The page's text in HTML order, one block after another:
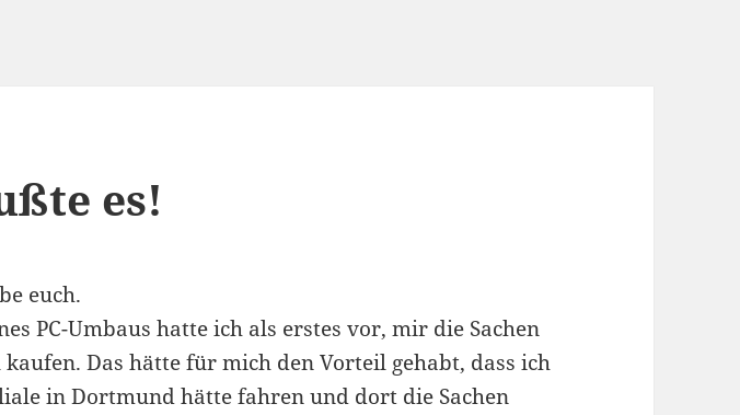
es!
euch.
PC-Umbaus hatte ich als erstes vor, mir die Sachen
kaufen. Das hätte für mich den Vorteil gehabt, dass ich
in Dortmund hätte fahren und dort die Sachen